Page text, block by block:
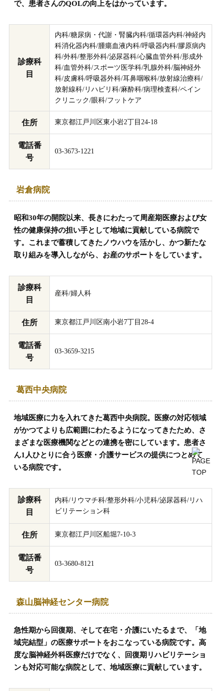
で、患者さんのQOLの向上をはかっています。
診療科
目
内科/糖尿病・代謝・腎臓内科/循環器内科/神経内
科消化器内科/腫瘍血液内科/呼吸器内科/膠原病内
科/外科/整形外科/泌尿器科/心臓血管外科/形成外
科/血管外科/スポーツ医学科/乳腺外科/脳神経外
科/皮膚科/呼吸器外科/耳鼻咽喉科/放射線治療科/
放射線科/リハビリ科/麻酔科/病理検査科/ペイン
クリニック/眼科/フットケア
住所 東京都江戸川区東小岩2丁目24-18
電話番
号
03-3673-1221
岩倉病院
昭和30年の開院以来、長きにわたって周産期医療および女
性の健康保持の担い手として地域に貢献している病院で
す。これまで蓄積してきたノウハウを活かし、かつ新たな
取り組みを導入しながら、お産のサポートをしています。
診療科
目
産科/婦人科
住所 東京都江戸川区南小岩7丁目28-4
電話番
号
03-3659-3215
葛西中央病院
地域医療に力を入れてきた葛西中央病院。医療の対応領域
がかつてよりも広範囲にわたるようになってきたため、さ
まざまな医療機関などとの連携を密にしています。患者さ
ん1人ひとりに合う医療・介護サービスの提供につとめて
いる病院です。
診療科
目
内科/リウマチ科/整形外科/小児科/泌尿器科/リハ
ビリテーション科
住所 東京都江戸川区船堀7-10-3
電話番
号
03-3680-8121
森山脳神経センター病院
急性期から回復期、そして在宅・介護にいたるまで、「地
域完結型」の医療サポートをおこなっている病院です。高
度な脳神経外科医療だけでなく、回復期リハビリテーショ
ンも対応可能な病院として、地域医療に貢献しています。